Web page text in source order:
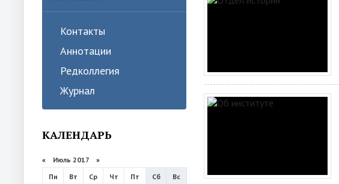
Контакты
Аннотации
Редколлегия
Журнал
КАЛЕНДАРЬ
« Июль 2017 »
Пн
Вт Ср Чт Пт Сб
Вс